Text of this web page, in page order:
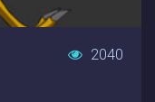
2040